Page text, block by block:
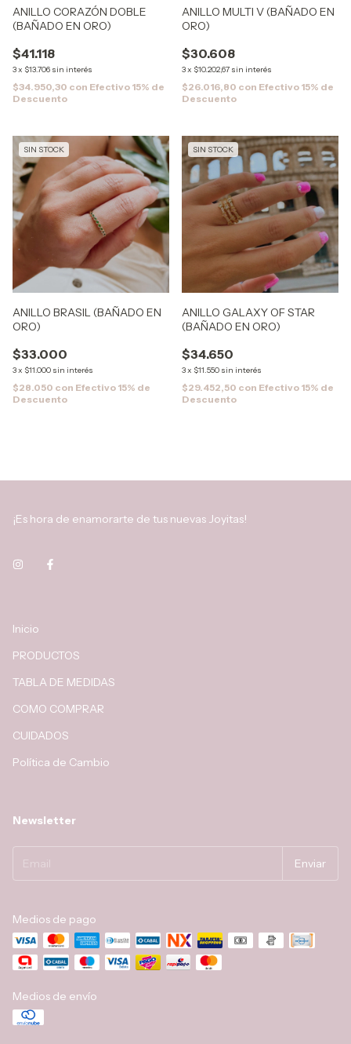
ANILLO CORAZÓN DOBLE
(BAÑADO EN ORO)
$41.118
3x $13.706 sin interés
$34.950,30 con Efectivo 15% de
Descuento
ANILLO MULTI V (BAÑADO EN
ORO)
$30.608
3x $10.202,67 sin interés
$26.016,80 con Efectivo 15% de
Descuento
SIN STOCK
ANILLO BRASIL (BAÑADO EN
ORO)
$33.000
3x $11.000 sin interés
$28.050 con Efectivo 15% de
Descuento
SIN STOCK
ANILLO GALAXY OF STAR
(BAÑADO EN ORO)
$34.650
3x $11.550 sin interés
$29.452,50 con Efectivo 15% de
Descuento
¡Es hora de enamorarte de tus nuevas Joyitas!
Inicio
PRODUCTOS
TABLA DE MEDIDAS
COMO COMPRAR
CUIDADOS
Política de Cambio
Newsletter
Medios de pago
Medios de envío